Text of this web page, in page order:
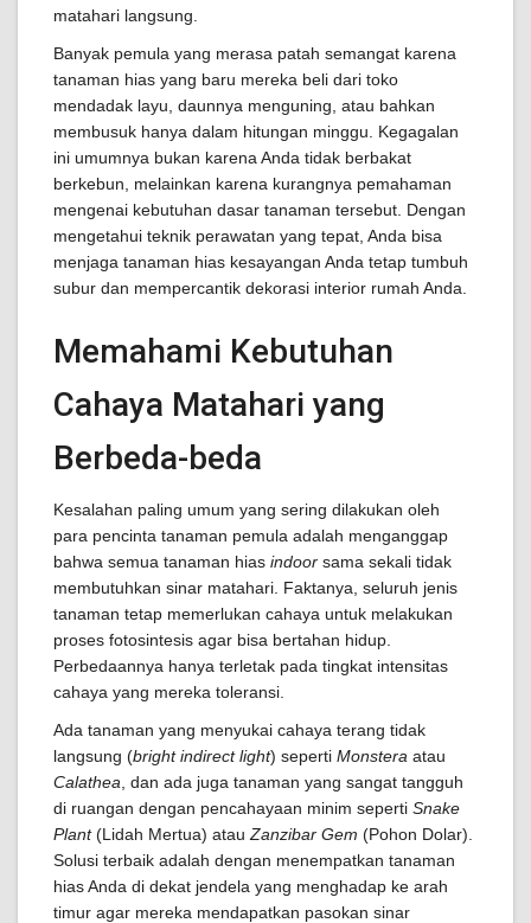
matahari langsung.
Banyak pemula yang merasa patah semangat karena
tanaman hias yang baru mereka beli dari toko
mendadak layu, daunnya menguning, atau bahkan
membusuk hanya dalam hitungan minggu. Kegagalan
ini umumnya bukan karena Anda tidak berbakat
berkebun, melainkan karena kurangnya pemahaman
mengenai kebutuhan dasar tanaman tersebut. Dengan
mengetahui teknik perawatan yang tepat, Anda bisa
menjaga tanaman hias kesayangan Anda tetap tumbuh
subur dan mempercantik dekorasi interior rumah Anda.
Memahami Kebutuhan
Cahaya Matahari yang
Berbeda-beda
Kesalahan paling umum yang sering dilakukan oleh
para pencinta tanaman pemula adalah menganggap
bahwa semua tanaman hias indoor sama sekali tidak
membutuhkan sinar matahari. Faktanya, seluruh jenis
tanaman tetap memerlukan cahaya untuk melakukan
proses fotosintesis agar bisa bertahan hidup.
Perbedaannya hanya terletak pada tingkat intensitas
cahaya yang mereka toleransi.
Ada tanaman yang menyukai cahaya terang tidak
langsung (bright indirect light) seperti Monstera atau
Calathea , dan ada juga tanaman yang sangat tangguh
di ruangan dengan pencahayaan minim seperti Snake
Plant(Lidah Mertua) atau Zanzibar Gem (Pohon Dolar).
Solusi terbaik adalah dengan menempatkan tanaman
hias Anda di dekat jendela yang menghadap ke arah
timur agar mereka mendapatkan pasokan sinar